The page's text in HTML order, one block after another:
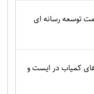
توسعه رسانه ای
کمیاب در ایست و